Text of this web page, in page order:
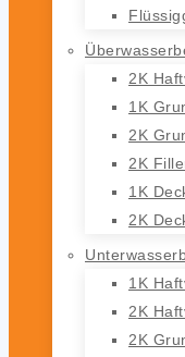
2K
1K
2K
2K
1K
2K
1K
2K
2K